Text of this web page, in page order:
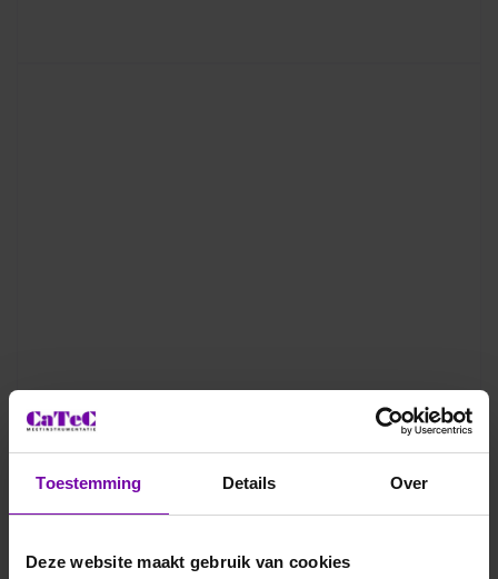
Toestemming Details Over
Deze website maakt gebruik van cookies